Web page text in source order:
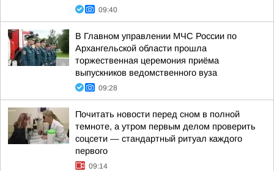
09:40
В Главном управлении МЧС России по
Архангельской области прошла
торжественная церемония приёма
выпускников ведомственного вуза
09:28
Почитать новости перед сном в полной
темноте, а утром первым делом проверить
соцсети — стандартный ритуал каждого
первого
09:14